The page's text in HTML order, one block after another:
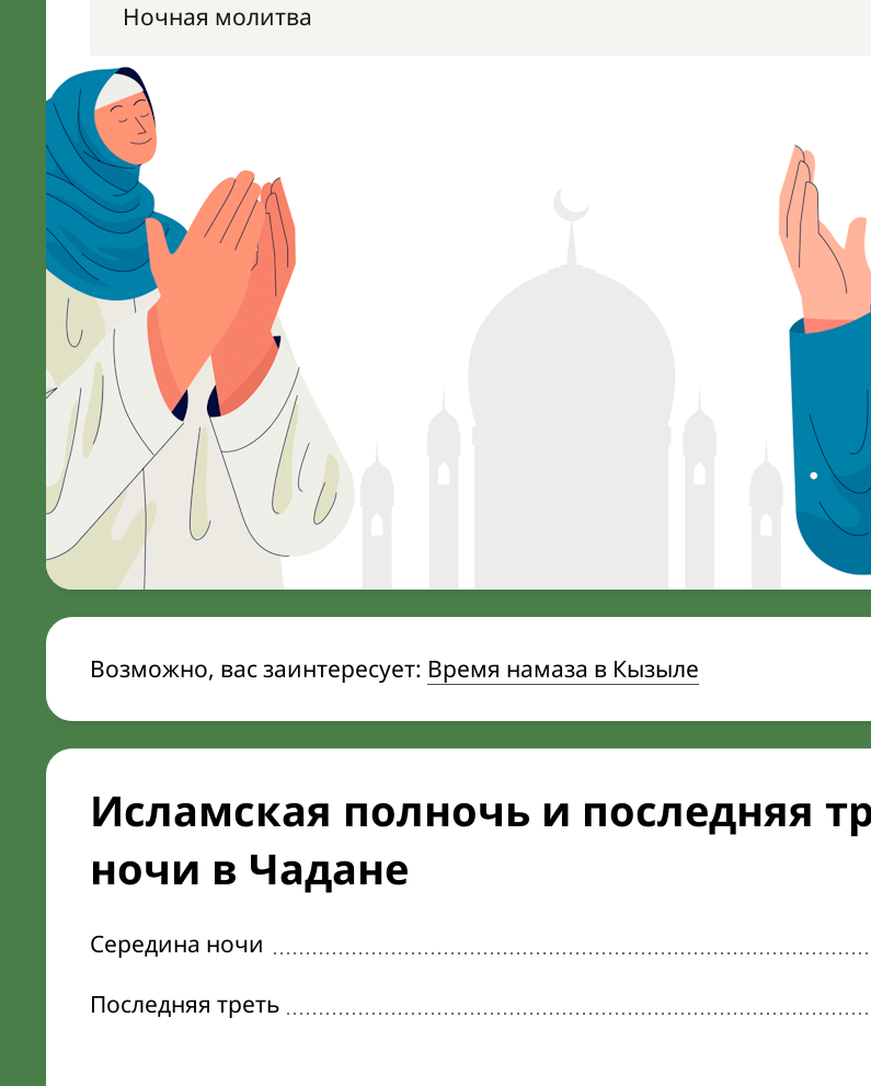
Ночная молитва
Возможно, вас заинтересует: Время намаза в Кызыле
Исламская полночь и последняя
ночи в Чадане
Середина ночи
Последняя треть